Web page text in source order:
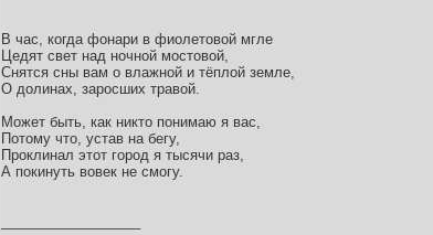
В час, когда фонари в фиолетовой мгле
Цедят свет над ночной мостовой,
Снятся сны вам о влажной и тёплой земле,
О долинах, заросших травой.
Может быть, как никто понимаю я вас,
Потому что, устав на бегу,
Проклинал этот город я тысячи раз,
А покинуть вовек не смогу.